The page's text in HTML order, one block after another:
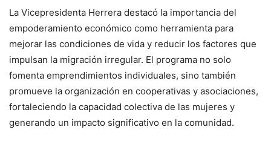
La Vicepresidenta Herrera destacó la importancia del
empoderamiento económico como herramienta para
mejorar las condiciones de vida y reducir los factores que
impulsan la migración irregular. El programa no solo
fomenta emprendimientos individuales, sino también
promueve la organización en cooperativas y asociaciones,
fortaleciendo la capacidad colectiva de las mujeres y
generando un impacto significativo en la comunidad.